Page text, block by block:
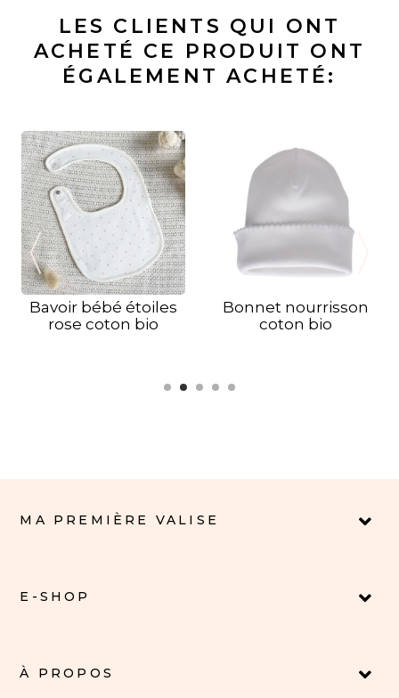
LES CLIENTS QUI ONT
ACHETÉ CE PRODUIT ONT
ÉGALEMENT ACHETÉ:
Bavoir bébé étoiles
rose coton bio
Bonnet nourrisson
coton bio
MA PREMIÈRE VALISE
E-SHOP
À PROPOS